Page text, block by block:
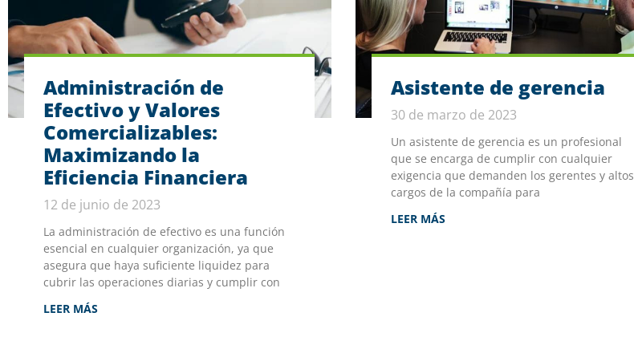
Administración de
Efectivo y Valores
Comercializables:
Maximizando la
Eficiencia Financiera
12 de junio de 2023
La administración de efectivo es una función
esencial en cualquier organización, ya que
asegura que haya suficiente liquidez para
cubrir las operaciones diarias y cumplir con
LEER MÁS
Asistente de gerencia
30 de marzo de 2023
Un asistente de gerencia es un profesional
que se encarga de cumplir con cualquier
exigencia que demanden los gerentes y altos
cargos de la compañía para
LEER MÁS